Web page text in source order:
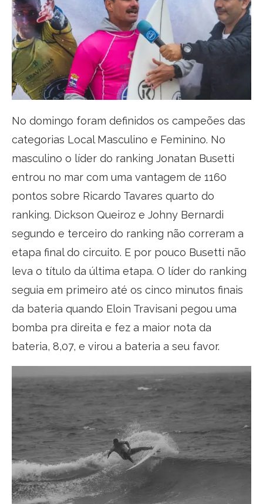
No domingo foram definidos os campeões das
categorias Local Masculino e Feminino. No
masculino o líder do ranking Jonatan Busetti
entrou no mar com uma vantagem de 1160
pontos sobre Ricardo Tavares quarto do
ranking. Dickson Queiroz e Johny Bernardi
segundo e terceiro do ranking não correram a
etapa final do circuito. E por pouco Busetti não
leva o título da última etapa. O líder do ranking
seguia em primeiro até os cinco minutos finais
da bateria quando Eloin Travisani pegou uma
bomba pra direita e fez a maior nota da
bateria, 8,07, e virou a bateria a seu favor.